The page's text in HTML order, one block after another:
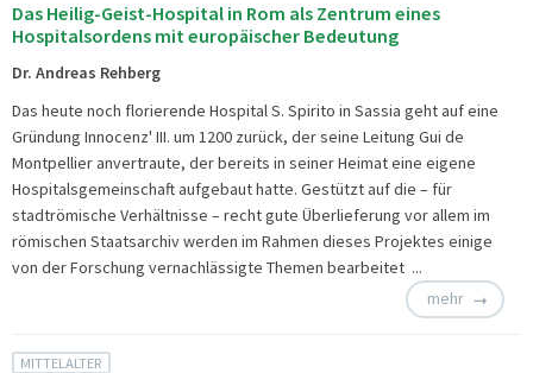
Das Heilig-Geist-Hospital in Rom als Zentrum eines
Hospitalsordens mit europäischer Bedeutung
Dr. Andreas Rehberg
Das heute noch florierende Hospital S. Spirito in Sassia geht auf eine
Gründung Innocenz' III. um 1200 zurück, der seine Leitung Gui de
Montpellier anvertraute, der bereits in seiner Heimat eine eigene
Hospitalsgemeinschaft aufgebaut hatte. Gestützt auf die – für
stadtrömische Verhältnisse – recht gute Überlieferung vor allem im
römischen Staatsarchiv werden im Rahmen dieses Projektes einige
von der Forschung vernachlässigte Themen bearbeitet ...
mehr
MITTELALTER